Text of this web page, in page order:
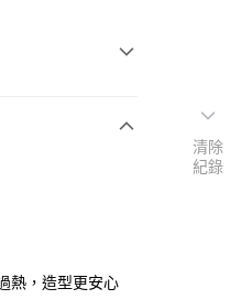
熱，造型更安心
清除
紀錄